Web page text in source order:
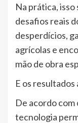
Na prática,
desafios reais
desperdícios,
agrícolas e
mão de obra
E os
De acordo com
tecnologia